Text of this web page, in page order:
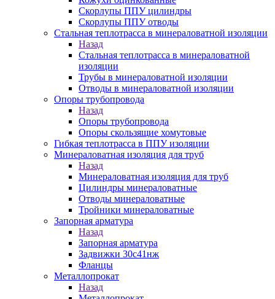
Скорлупы ППУ цилиндры
Скорлупы ППУ отводы
Стальная теплотрасса в минераловатной изоляции
Назад
Стальная теплотрасса в минераловатной
изоляции
Трубы в минераловатной изоляции
Отводы в минераловатной изоляции
Опоры трубопровода
Назад
Опоры трубопровода
Опоры скользящие хомутовые
Гибкая теплотрасса в ППУ изоляции
Минераловатная изоляция для труб
Назад
Минераловатная изоляция для труб
Цилиндры минераловатные
Отводы минераловатные
Тройники минераловатные
Запорная арматура
Назад
Запорная арматура
Задвижки 30с41нж
Фланцы
Металлопрокат
Назад